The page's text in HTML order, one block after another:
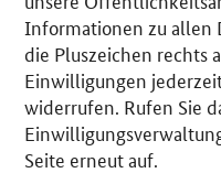
Informationen zu allen
die Pluszeichen rechts
Einwilligungen
widerrufen. Rufen Sie
Seite erneut auf.